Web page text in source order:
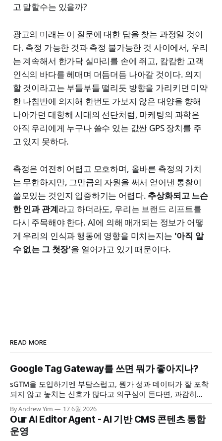
고 말할수는 있을까?
광고의 미래는 이 질문에 대한 답을 찾는 과정일 것이
다. 측정 가능한 것과 측정 불가능한 것 사이에서, 우리
는 계속해서 한가닥 실마리를 손에 쥐고, 캄캄한 고객
인식의 바다를 헤매며 더듬더듬 나아갈 것이다. 의지
할 것이라고는 부들부들 떨리듯 방향을 가리키던 미약
한 나침반에 의지해 한번도 가보지 않은 대양을 향해
나아가던 대항해 시대의 선단처럼, 마케팅의 과학은
아직 우리에게 누구나 쓸수 있는 값싼 GPS 장치를 주
고 있지 못하다.
측정은 여전히 어렵고 모호하며, 올바른 측정의 가치
는 무한하지만, 그만큼의 자원을 써서 얻어낸 통찰이
쓸모있는 것인지 입증하기는 어렵다. 추상화되고 느슨
한 인과 관계라고 하더라도, 우리는 브랜드 리프트를
다시 주목해야 한다. AI에 의해 매개되는 정보가 어떻
게 우리의 인식과 행동에 영향을 미치는지는 '아직 알
수 없는 그 첫장'을 열어가고 있기 때문이다.
READ MORE
Google Tag Gateway를 쓰면 뭐가 좋아지나?
sGTM을 도입하기엔 부담스럽고, 뭔가 성과 데이터가 잘 포착
되지 않고 놓치는 신호가 많다고 의구심이 든다면, 과감히
Google Tag Gateway를 도입해보자. 포착되지 않는 데이터 신
호를 모두 해결할수 있는 건 아니지만, 3자 쿠키 제한이나 광고
차단 앱 등을 통해 놓치던 사용자 액션을 어느 정도는 복구할
수 있을 것이다.
By Andrew Yim 17 6월 2026
Our AI Editor Agent - AI 기반 CMS 콘텐츠 통합
운영